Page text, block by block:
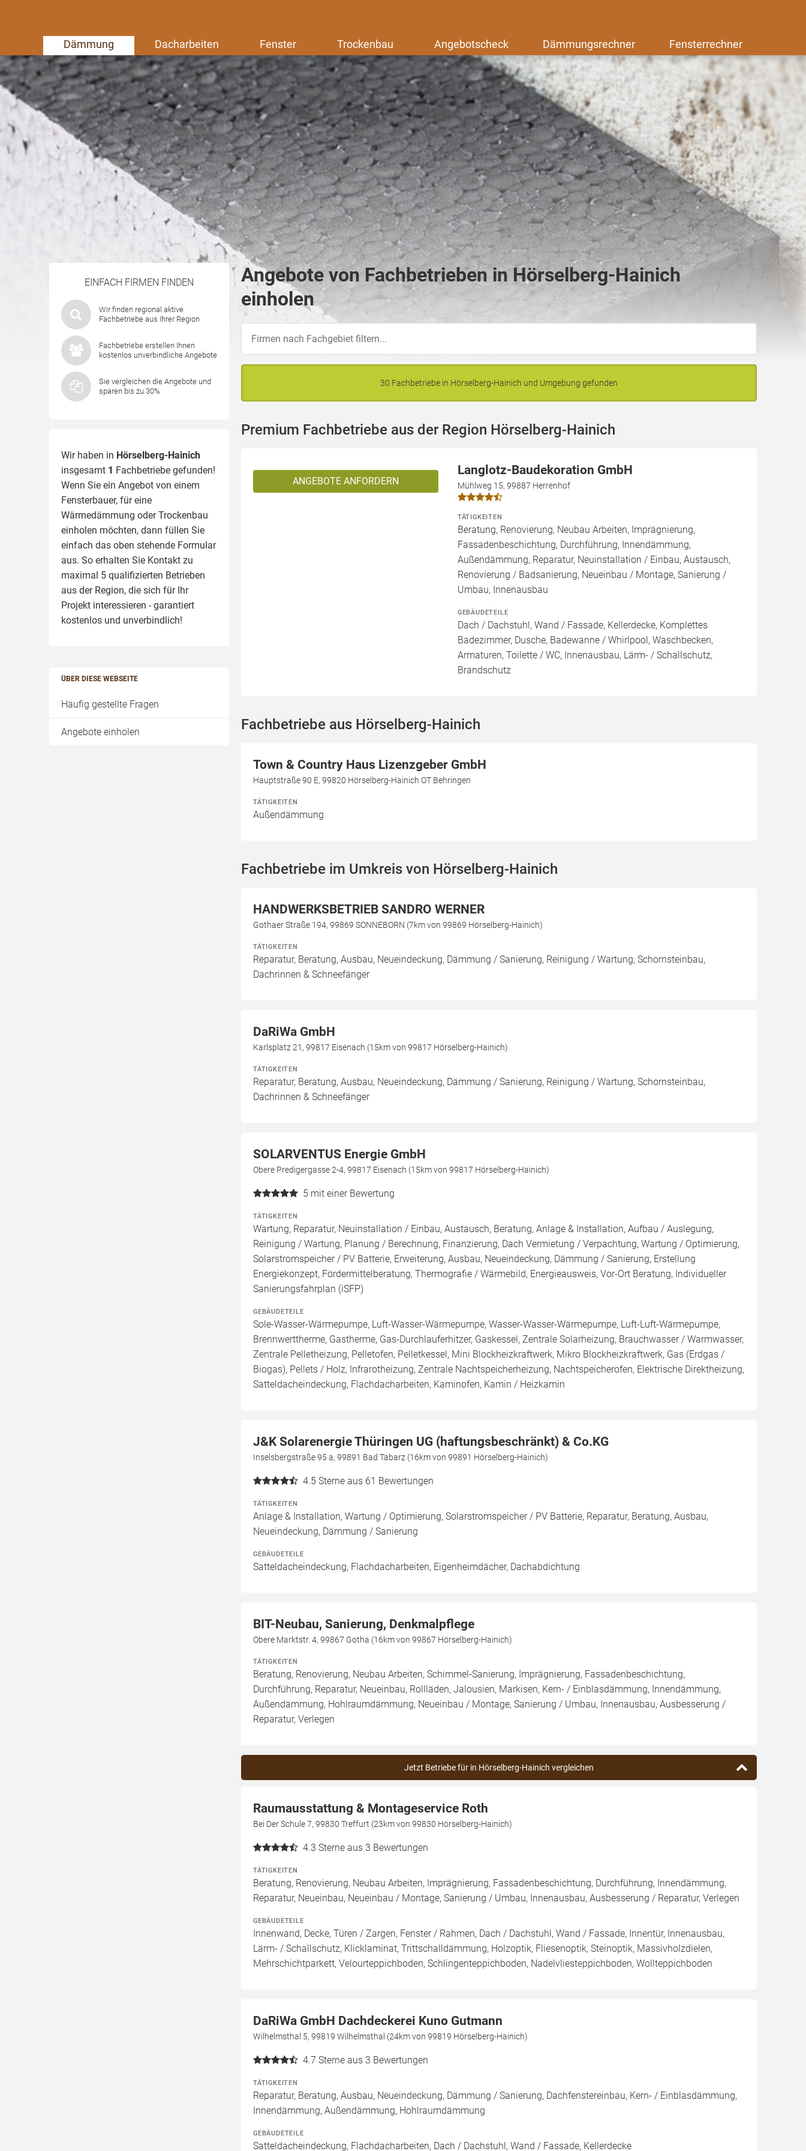
Dämmung Dacharbeiten Fenster Trockenbau Angebotscheck Dämmungsrechner Fensterrechner
EINFACH FIRMEN FINDEN
Wir finden regional aktive
Fachbetriebe aus Ihrer Region
Fachbetriebe erstellen Ihnen
kostenlos unverbindliche Angebote
Sie vergleichen die Angebote und
sparen bis zu 30%
Wir haben in Hörselberg-Hainich
insgesamt 1 Fachbetriebe gefunden!
Wenn Sie ein Angebot von einem
Fensterbauer, für eine
Wärmedämmung oder Trockenbau
einholen möchten, dann füllen Sie
einfach das oben stehende Formular
aus. So erhalten Sie Kontakt zu
maximal 5 qualifizierten Betrieben
aus der Region, die sich für Ihr
Projekt interessieren - garantiert
kostenlos und unverbindlich!
ÜBER DIESE WEBSEITE
Häufig gestellte Fragen
Angebote einholen
Angebote von Fachbetrieben in Hörselberg-Hainich
einholen
30 Fachbetriebe in Hörselberg-Hainich und Umgebung gefunden
Premium Fachbetriebe aus der Region Hörselberg-Hainich
ANGEBOTE ANFORDERN
Langlotz-Baudekoration GmbH
Mühlweg 15, 99887 Herrenhof
TÄTIGKEITEN
Beratung, Renovierung, Neubau Arbeiten, Imprägnierung,
Fassadenbeschichtung, Durchführung, Innendämmung,
Außendämmung, Reparatur, Neuinstallation / Einbau, Austausch,
Renovierung / Badsanierung, Neueinbau / Montage, Sanierung /
Umbau, Innenausbau
GEBÄUDETEILE
Dach / Dachstuhl, Wand / Fassade, Kellerdecke, Komplettes
Badezimmer, Dusche, Badewanne / Whirlpool, Waschbecken,
Armaturen, Toilette / WC, Innenausbau, Lärm- / Schallschutz,
Brandschutz
Fachbetriebe aus Hörselberg-Hainich
Town & Country Haus Lizenzgeber GmbH
Hauptstraße 90 E, 99820 Hörselberg-Hainich OT Behringen
TÄTIGKEITEN
Außendämmung
Fachbetriebe im Umkreis von Hörselberg-Hainich
HANDWERKSBETRIEB SANDRO WERNER
Gothaer Straße 194, 99869 SONNEBORN (7km von 99869 Hörselberg-Hainich)
TÄTIGKEITEN
Reparatur, Beratung, Ausbau, Neueindeckung, Dämmung / Sanierung, Reinigung / Wartung, Schornsteinbau,
Dachrinnen & Schneefänger
DaRiWa GmbH
Karlsplatz 21, 99817 Eisenach (15km von 99817 Hörselberg-Hainich)
TÄTIGKEITEN
Reparatur, Beratung, Ausbau, Neueindeckung, Dämmung / Sanierung, Reinigung / Wartung, Schornsteinbau,
Dachrinnen & Schneefänger
SOLARVENTUS Energie GmbH
Obere Predigergasse 2-4, 99817 Eisenach (15km von 99817 Hörselberg-Hainich)
5 mit einer Bewertung
TÄTIGKEITEN
Wartung, Reparatur, Neuinstallation / Einbau, Austausch, Beratung, Anlage & Installation, Aufbau / Auslegung,
Reinigung / Wartung, Planung / Berechnung, Finanzierung, Dach Vermietung / Verpachtung, Wartung / Optimierung,
Solarstromspeicher / PV Batterie, Erweiterung, Ausbau, Neueindeckung, Dämmung / Sanierung, Erstellung
Energiekonzept, Fördermittelberatung, Thermografie / Wärmebild, Energieausweis, Vor-Ort Beratung, Individueller
Sanierungsfahrplan (iSFP)
GEBÄUDETEILE
Sole-Wasser-Wärmepumpe, Luft-Wasser-Wärmepumpe, Wasser-Wasser-Wärmepumpe, Luft-Luft-Wärmepumpe,
Brennwerttherme, Gastherme, Gas-Durchlauferhitzer, Gaskessel, Zentrale Solarheizung, Brauchwasser / Warmwasser,
Zentrale Pelletheizung, Pelletofen, Pelletkessel, Mini Blockheizkraftwerk, Mikro Blockheizkraftwerk, Gas (Erdgas /
Biogas), Pellets / Holz, Infrarotheizung, Zentrale Nachtspeicherheizung, Nachtspeicherofen, Elektrische Direktheizung,
Satteldacheindeckung, Flachdacharbeiten, Kaminofen, Kamin / Heizkamin
J&K Solarenergie Thüringen UG (haftungsbeschränkt) & Co.KG
Inselsbergstraße 95 a, 99891 Bad Tabarz (16km von 99891 Hörselberg-Hainich)
4.5 Sterne aus 61 Bewertungen
TÄTIGKEITEN
Anlage & Installation, Wartung / Optimierung, Solarstromspeicher / PV Batterie, Reparatur, Beratung, Ausbau,
Neueindeckung, Dämmung / Sanierung
GEBÄUDETEILE
Satteldacheindeckung, Flachdacharbeiten, Eigenheimdächer, Dachabdichtung
BIT-Neubau, Sanierung, Denkmalpflege
Obere Marktstr. 4, 99867 Gotha (16km von 99867 Hörselberg-Hainich)
TÄTIGKEITEN
Beratung, Renovierung, Neubau Arbeiten, Schimmel-Sanierung, Imprägnierung, Fassadenbeschichtung,
Durchführung, Reparatur, Neueinbau, Rollläden, Jalousien, Markisen, Kern- / Einblasdämmung, Innendämmung,
Außendämmung, Hohlraumdämmung, Neueinbau / Montage, Sanierung / Umbau, Innenausbau, Ausbesserung /
Reparatur, Verlegen
Jetzt Betriebe für in Hörselberg-Hainich vergleichen
Raumausstattung & Montageservice Roth
Bei Der Schule 7, 99830 Treffurt (23km von 99830 Hörselberg-Hainich)
4.3 Sterne aus 3 Bewertungen
TÄTIGKEITEN
Beratung, Renovierung, Neubau Arbeiten, Imprägnierung, Fassadenbeschichtung, Durchführung, Innendämmung,
Reparatur, Neueinbau, Neueinbau / Montage, Sanierung / Umbau, Innenausbau, Ausbesserung / Reparatur, Verlegen
GEBÄUDETEILE
Innenwand, Decke, Türen / Zargen, Fenster / Rahmen, Dach / Dachstuhl, Wand / Fassade, Innentür, Innenausbau,
Lärm- / Schallschutz, Klicklaminat, Trittschalldämmung, Holzoptik, Fliesenoptik, Steinoptik, Massivholzdielen,
Mehrschichtparkett, Velourteppichboden, Schlingenteppichboden, Nadelvliesteppichboden, Wollteppichboden
DaRiWa GmbH Dachdeckerei Kuno Gutmann
Wilhelmsthal 5, 99819 Wilhelmsthal (24km von 99819 Hörselberg-Hainich)
4.7 Sterne aus 3 Bewertungen
TÄTIGKEITEN
Reparatur, Beratung, Ausbau, Neueindeckung, Dämmung / Sanierung, Dachfenstereinbau, Kern- / Einblasdämmung,
Innendämmung, Außendämmung, Hohlraumdämmung
GEBÄUDETEILE
Satteldacheindeckung, Flachdacharbeiten, Dach / Dachstuhl, Wand / Fassade, Kellerdecke